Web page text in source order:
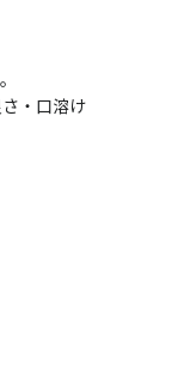
・口溶け